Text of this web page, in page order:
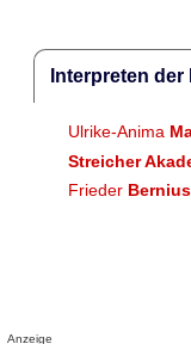
Interpreten
Ulrike-Anima
Streicher
Frieder Bernius
Anzeige